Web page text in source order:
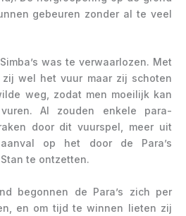
gebeuren zonder al te veel
was te verwaarlozen. Met
wel het vuur maar zij schoten
weg, zodat men moeilijk kan
Al zouden enkele para-
door dit vuurspel, meer uit
op het door de Para’s
te ontzetten.
begonnen de Para’s zich per
en om tijd te winnen lieten zij